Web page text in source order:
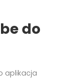
do
aplikacja